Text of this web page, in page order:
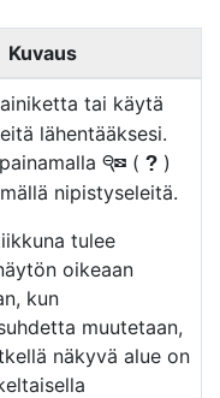
Kuvaus
tai käytä
lähentääksesi.
W ( Q )
nipistyseleitä.
tulee
oikeaan
kun
muutetaan,
näkyvä alue on